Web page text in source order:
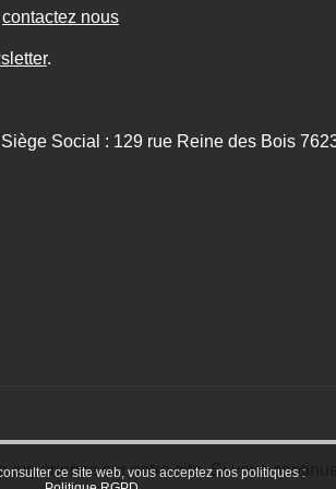
sur notre site. Si vous
ce site web, vous acceptez nos politiques :
contactez nous
.
Social : 129 rue Reine des Bois